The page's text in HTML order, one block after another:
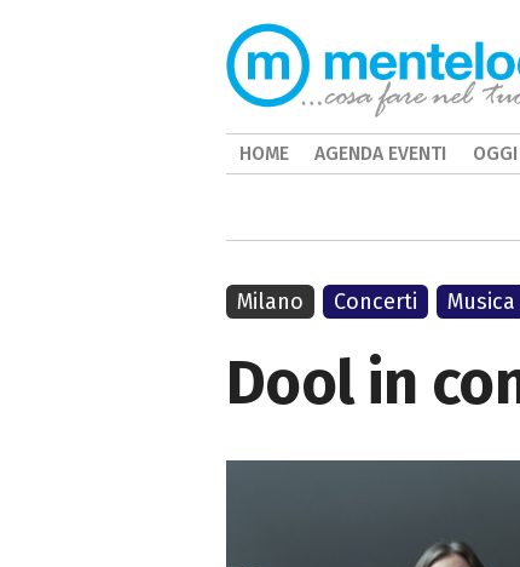
Dool in
Milano Concerti Musica
HOME AGENDA EVENTI OGGI